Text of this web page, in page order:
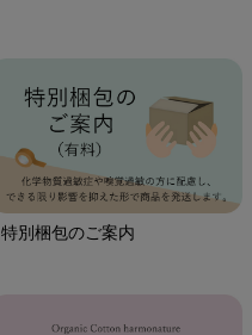
特別梱包のご案内